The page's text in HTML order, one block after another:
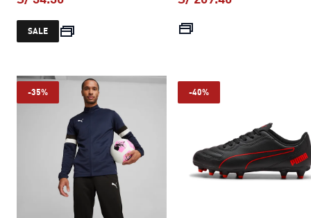
precio actual S/ 34.30
SALE
-35% -40%